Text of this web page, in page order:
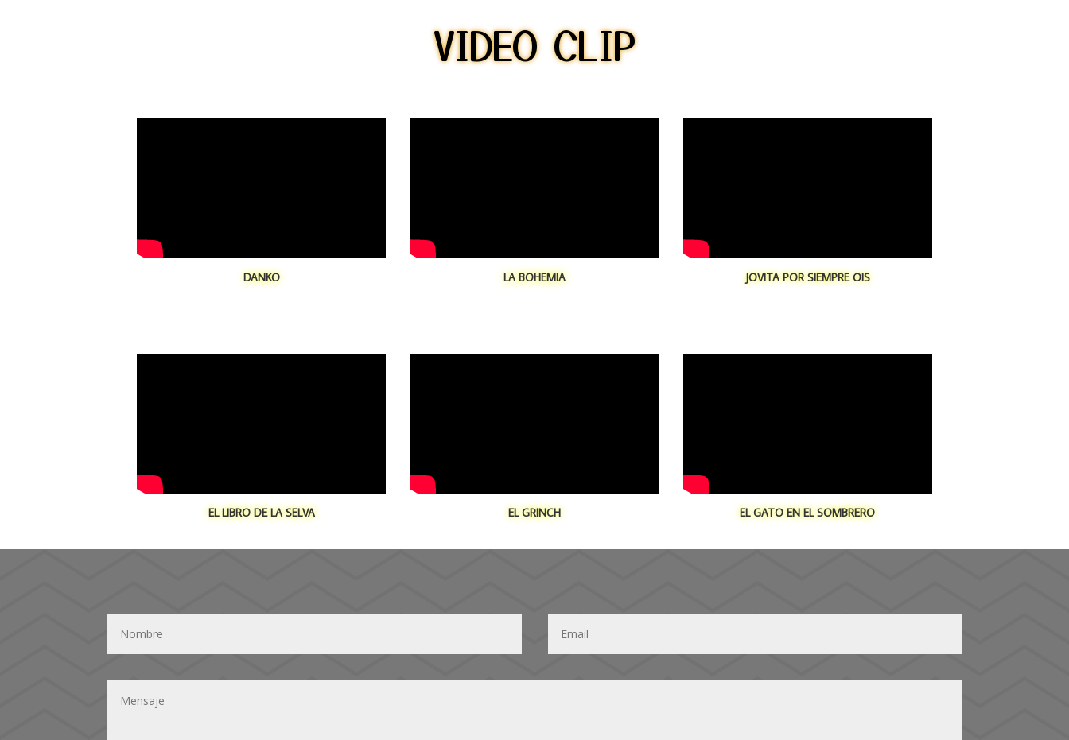
VIDEO CLIP
DANKO LA BOHEMIA JOVITA POR SIEMPRE OIS
EL LIBRO DE LA SELVA EL GRINCH EL GATO EN EL SOMBRERO